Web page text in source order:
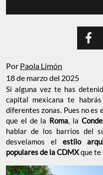
Por Paola Limón
18 de marzo del 2025
Si alguna vez te has
capital mexicana te
diferentes zonas. Pues no es
que el de la Roma, la
hablar de los barrios del
desvelamos elestilo
populares de la CDMXque te